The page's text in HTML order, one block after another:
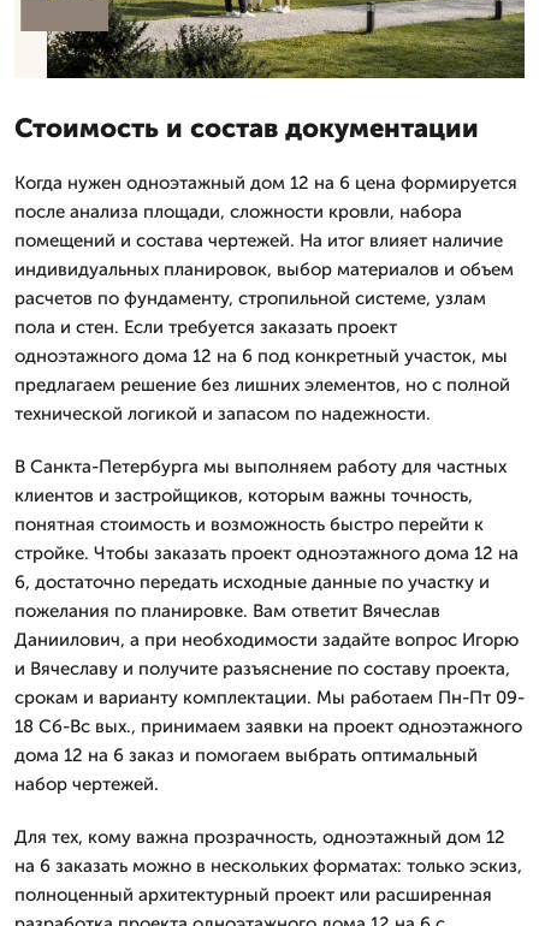
Стоимость и состав документации
Когда нужен одноэтажный дом 12 на 6 цена формируется
после анализа площади, сложности кровли, набора
помещений и состава чертежей. На итог влияет наличие
индивидуальных планировок, выбор материалов и объем
расчетов по фундаменту, стропильной системе, узлам
пола и стен. Если требуется заказать проект
одноэтажного дома 12 на 6 под конкретный участок, мы
предлагаем решение без лишних элементов, но с полной
технической логикой и запасом по надежности.
В Санкта-Петербурга мы выполняем работу для частных
клиентов и застройщиков, которым важны точность,
понятная стоимость и возможность быстро перейти к
стройке. Чтобы заказать проект одноэтажного дома 12 на
6, достаточно передать исходные данные по участку и
пожелания по планировке. Вам ответит Вячеслав
Даниилович, а при необходимости задайте вопрос Игорю
и Вячеславу и получите разъяснение по составу проекта,
срокам и варианту комплектации. Мы работаем Пн-Пт 09-
18 Сб-Вс вых., принимаем заявки на проект одноэтажного
дома 12 на 6 заказ и помогаем выбрать оптимальный
набор чертежей.
Для тех, кому важна прозрачность, одноэтажный дом 12
на 6 заказать можно в нескольких форматах: только эскиз,
полноценный архитектурный проект или расширенная